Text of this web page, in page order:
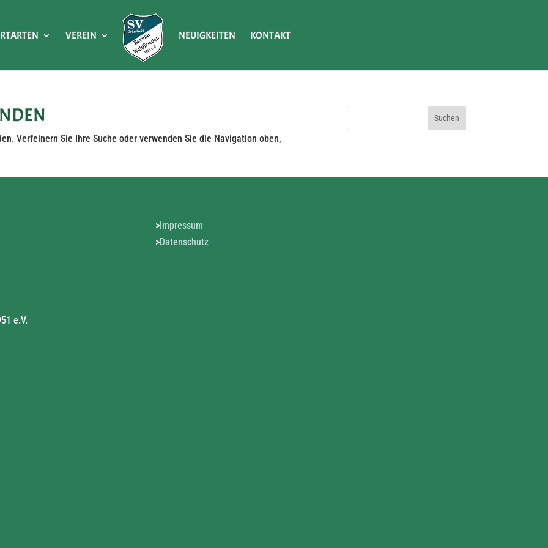
VEREIN NEUIGKEITEN KONTAKT
Verfeinern Sie Ihre Suche oder verwenden Sie die Navigation oben,
>Impressum
>Datenschutz
e.V.